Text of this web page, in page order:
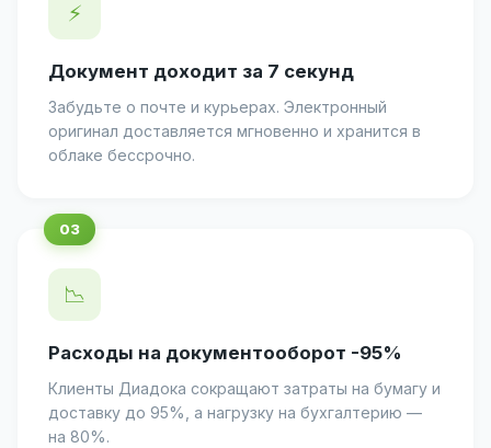
⚡
Документ доходит за 7 секунд
Забудьте о почте и курьерах. Электронный
оригинал доставляется мгновенно и хранится в
облаке бессрочно.
📉
Расходы на документооборот -95%
Клиенты Диадока сокращают затраты на бумагу и
доставку до 95%, а нагрузку на бухгалтерию —
на 80%.